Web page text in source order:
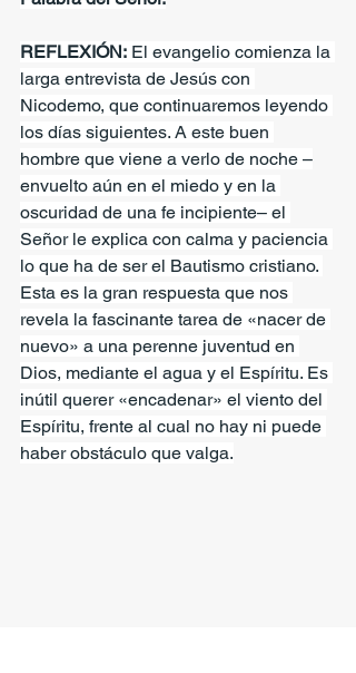
REFLEXIÓN: El evangelio comienza la
larga entrevista de Jesús con
Nicodemo, que continuaremos leyendo
los días siguientes. A este buen
hombre que viene a verlo de noche –
envuelto aún en el miedo y en la
oscuridad de una fe incipiente– el
Señor le explica con calma y paciencia
lo que ha de ser el Bautismo cristiano.
Esta es la gran respuesta que nos
revela la fascinante tarea de «nacer de
nuevo» a una perenne juventud en
Dios, mediante el agua y el Espíritu. Es
inútil querer «encadenar» el viento del
Espíritu, frente al cual no hay ni puede
haber obstáculo que valga.